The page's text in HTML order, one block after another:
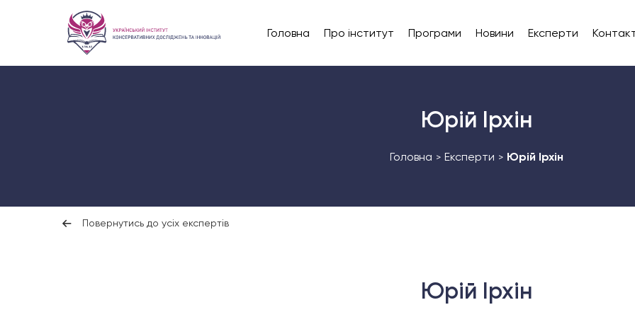
Головна Про інститут Програми Новини Експерти
Юрій Ірхін
Головна > Експерти > Юрій Ірхін
Повернутись до усіх експертів
Юрій Ірхін